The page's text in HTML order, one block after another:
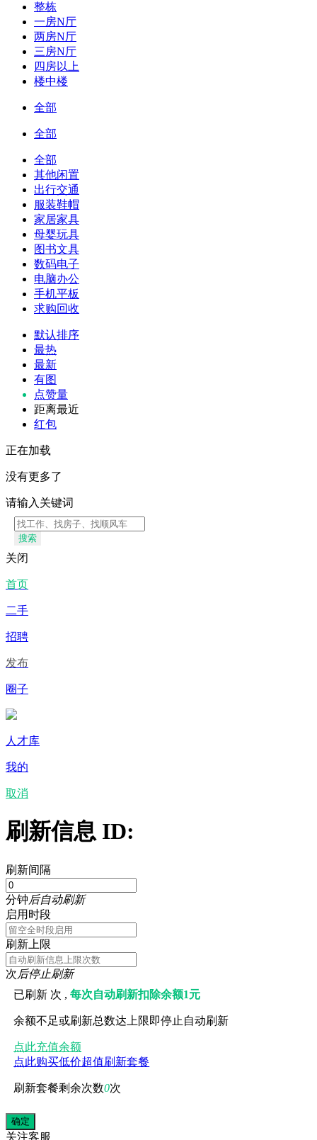
整栋
一房N厅
两房N厅
三房N厅
四房以上
楼中楼
全部
全部
全部
其他闲置
出行交通
服装鞋帽
家居家具
母婴玩具
图书文具
数码电子
电脑办公
手机平板
求购回收
默认排序
最热
最新
有图
点赞量
距离最近
红包
正在加载
没有更多了
请输入关键词
搜索
关闭
首页
二手
招聘
发布
圈子
人才库
我的
取消
刷新信息 ID:
刷新间隔
分钟后自动刷新
启用时段
刷新上限
次后停止刷新
已刷新 次 ,每次自动刷新扣除余额1元
余额不足或刷新总数达上限即停止自动刷新
点此充值余额
点此购买低价超值刷新套餐
刷新套餐剩余次数0次
关注客服